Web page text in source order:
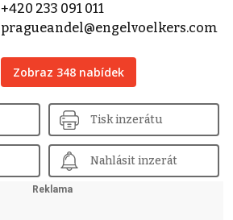
+420 233 091 011
pragueandel@engelvoelkers.com
Zobraz 348 nabídek
Tisk inzerátu
Nahlásit inzerát